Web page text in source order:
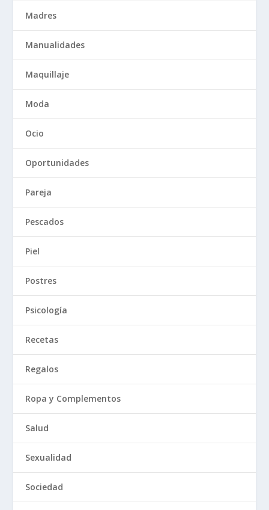
Madres
Manualidades
Maquillaje
Moda
Ocio
Oportunidades
Pareja
Pescados
Piel
Postres
Psicología
Recetas
Regalos
Ropa y Complementos
Salud
Sexualidad
Sociedad